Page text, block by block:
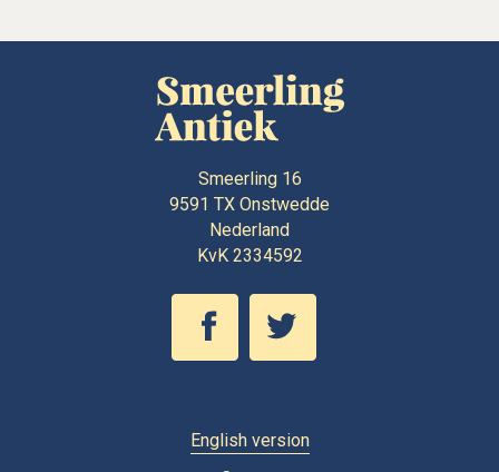
Smeerling 16
9591 TX Onstwedde
Nederland
KvK 2334592
English version